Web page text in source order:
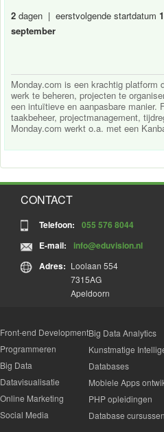
2 dagen | eerstvolgende startdatum
september
Monday.com is een krachtig
werk te beheren, projecten te
een intuïtieve en aanpasbare manier.
taakbeheer, projectmanagement,
Monday.com werkt o.a. met een
CONTACT
Telefoon:
055 576 8044
E-mail:
info@eduvision.nl
Adres: Loolaan 554
7315AG
Apeldoorn
Front-end Development
Programmeren
Big Data
Datavisualisatie
Online Marketing
Social Media
Big Data Analytics
Kunstmatige
Databases
Mobiele Apps
PHP opleidingen
Database cursussen